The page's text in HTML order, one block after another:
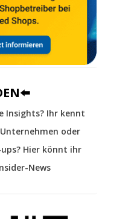
Insights? Ihr kennt
oder
Hier könnt ihr
News